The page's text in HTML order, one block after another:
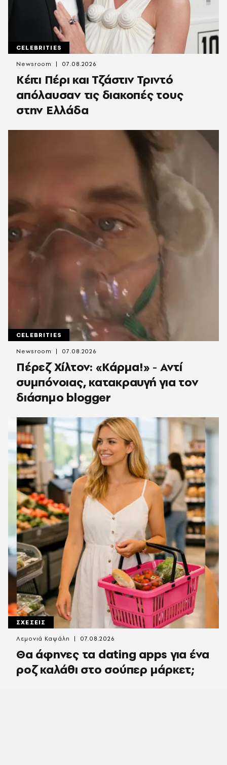
CELEBRITIES
Κέιτι Πέρι και Τζάστιν Τριντό
απόλαυσαν τις διακοπές τους
στην Ελλάδα
Newsroom 07.08.2026
CELEBRITIES
Πέρεζ Χίλτον: «Κάρμα!» - Αντί
συμπόνοιας, κατακραυγή για τον
διάσημο blogger
Newsroom 07.08.2026
ΣΧΕΣΕΙΣ
Θα άφηνες τα dating apps για ένα
ροζ καλάθι στο σούπερ μάρκετ;
Λεμονιά Καψάλη 07.08.2026